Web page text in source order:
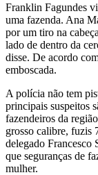
Franklin Fagundes
uma fazenda. Ana
por um tiro na
lado de dentro da
disse. De acordo
emboscada.
A polícia não tem
principais suspeitos
fazendeiros da
grosso calibre, fuzis
delegado Francesco
que seguranças de
mulher.